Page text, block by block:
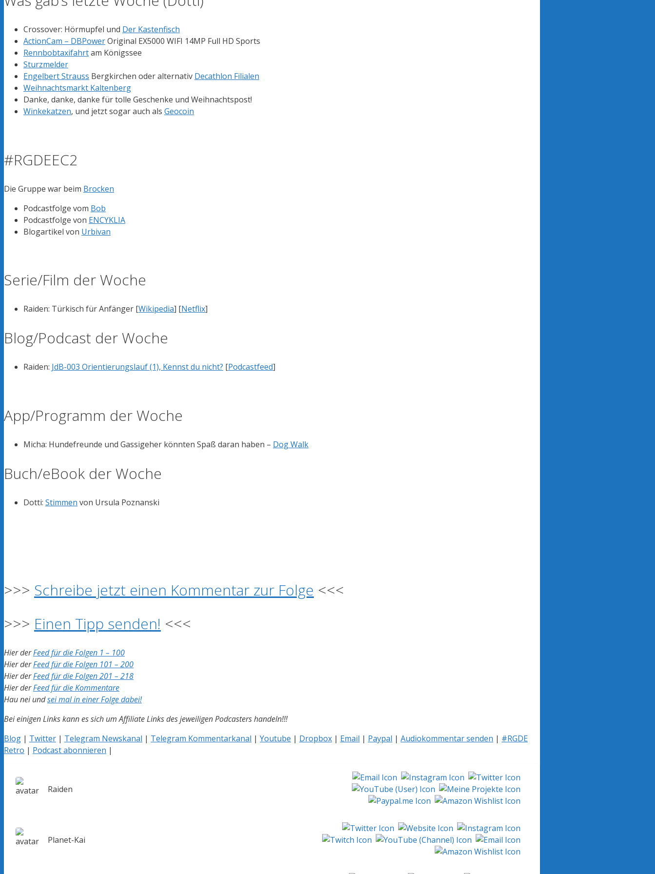
Crossover: Hörmupfel und Der Kastenfisch
ActionCam – DBPowerOriginal EX5000 WIFI 14MP Full HD Sports
Rennbobtaxifahrtam Königssee
Sturzmelder
Engelbert Strauss Bergkirchen oder alternativ Decathlon Filialen
Weihnachtsmarkt Kaltenberg
Danke, danke, danke für tolle Geschenke und Weihnachtspost!
Winkekatzen, und jetzt sogar auch als Geocoin
#RGDEEC2
Die Gruppe war beim Brocken
Podcastfolge vom Bob
Podcastfolge von ENCYKLIA
Blogartikel von Urbivan
Serie/Film der Woche
Raiden: Türkisch für Anfänger [Wikipedia] [Netflix]
Blog/Podcast der Woche
Raiden: JdB-003 Orientierungslauf (1), Kennst du nicht? [Podcastfeed]
App/Programm der Woche
Micha: Hundefreunde und Gassigeher könnten Spaß daran haben – Dog Walk
Buch/eBook der Woche
Dotti: Stimmen von Ursula Poznanski
>>> Schreibe jetzt einen Kommentar zur Folge <<<
>>> Einen Tipp senden! <<<
Hier derFeed für die Folgen 1 – 100
Hier derFeed für die Folgen 101 – 200
Hier derFeed für die Folgen 201 – 218
Hier derFeed für die Kommentare
Hau nei undsei mal in einer Folge dabei!
Bei einigen Links kann es sich um Affiliate Links des jeweiligen Podcasters handeln!!!
Blog | Twitter | Telegram Newskanal | Telegram Kommentarkanal | Youtube | Dropbox | Email | Paypal | Audiokommentar senden | #RGDE
Retro | Podcast abonnieren |
Raiden
Planet-Kai